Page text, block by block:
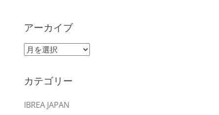
アーカイブ
ア
イ
カテゴリー
IBREA JAPAN